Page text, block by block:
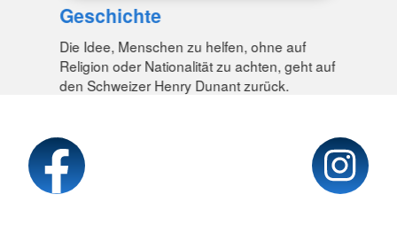
Geschichte
Die Idee, Menschen zu helfen, ohne auf
Religion oder Nationalität zu achten, geht auf
den Schweizer Henry Dunant zurück.